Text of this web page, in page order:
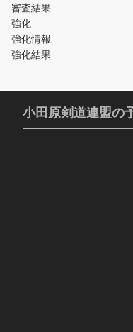
審査結果
強化
強化情報
強化結果
小田原剣道連盟の